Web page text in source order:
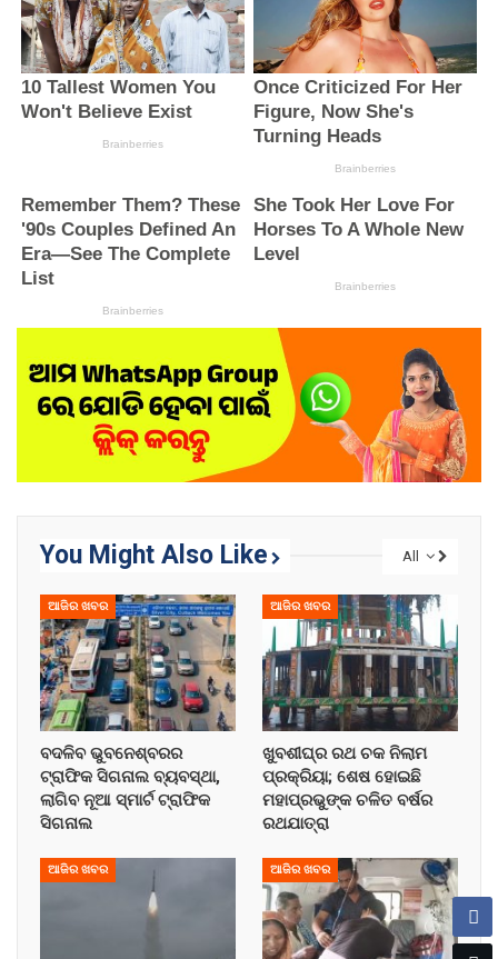
All
You Might Also Like
ଆଜିର ଖବର
ବଦଳିବ ଭୁବନେଶ୍ବରର
ଟ୍ରାଫିକ ସିଗନାଲ ବ୍ୟବସ୍ଥା,
ଲାଗିବ ନୂଆ ସ୍ମାର୍ଟ ଟ୍ରାଫିକ
ସିଗନାଲ
ଆଜିର ଖବର
ଖୁବଶୀଘ୍ର ରଥ ଚକ ନିଲାମ
ପ୍ରକ୍ରିୟା; ଶେଷ ହୋଇଛି
ମହାପ୍ରଭୁଙ୍କ ଚଳିତ ବର୍ଷର
ରଥଯାତ୍ରା
ଆଜିର ଖବର ଆଜିର ଖବର